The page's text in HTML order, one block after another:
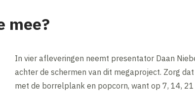
mee?
In vier afleveringen neemt presentator Daan
achter de schermen van dit megaproject. Zorg
met de borrelplank en popcorn, want op 7, 14,